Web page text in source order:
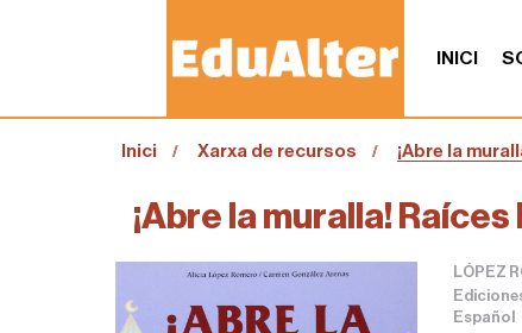
INICI
oInici Xarxa de recursos ¡Abre la
¡Abre la muralla!
LÓPEZ
Español